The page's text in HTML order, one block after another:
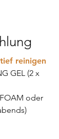
reinigen
GEL (2 x
FOAM oder